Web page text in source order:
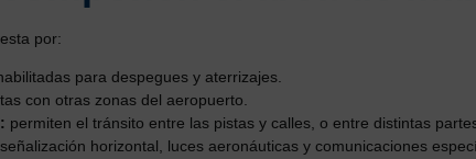
por:
para despegues y aterrizajes.
con otras zonas del aeropuerto.
permiten el tránsito entre las pistas y calles, o entre distintas
horizontal, luces aeronáuticas y comunicaciones